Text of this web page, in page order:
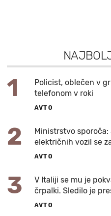
1
Policist, oblečen v
telefonom v roki
AVTO
2
Ministrstvo
električnih vozil se
AVTO
3
V Italiji se mu je
črpalki. Sledilo je
AVTO